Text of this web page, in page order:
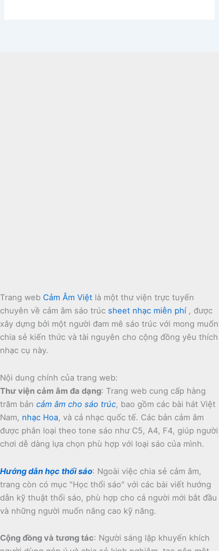
Trang web Cảm Âm Việt là một thư viện trực tuyến
chuyên về cảm âm sáo trúc sheet nhạc miễn phí , được
xây dựng bởi một người đam mê sáo trúc với mong muốn
chia sẻ kiến thức và tài nguyên cho cộng đồng yêu thích
nhạc cụ này.
Nội dung chính của trang web:
Thư viện cảm âm đa dạng: Trang web cung cấp hàng
trăm bản cảm âm cho sáo trúc, bao gồm các bài hát Việt
Nam, nhạc Hoa, và cả nhạc quốc tế. Các bản cảm âm
được phân loại theo tone sáo như C5, A4, F4, giúp người
chơi dễ dàng lựa chọn phù hợp với loại sáo của mình.
Hướng dẫn học thổi sáo: Ngoài việc chia sẻ cảm âm,
trang còn có mục "Học thổi sáo" với các bài viết hướng
dẫn kỹ thuật thổi sáo, phù hợp cho cả người mới bắt đầu
và những người muốn nâng cao kỹ năng.
Cộng đồng và tương tác: Người sáng lập khuyến khích